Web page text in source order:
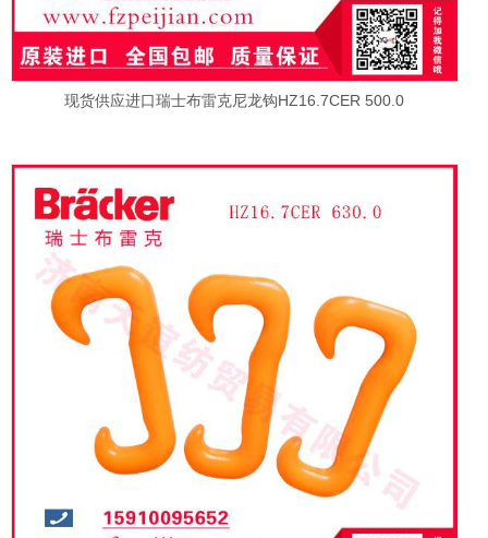
现货供应进口瑞士布雷克尼龙钩HZ16.7CER 500.0